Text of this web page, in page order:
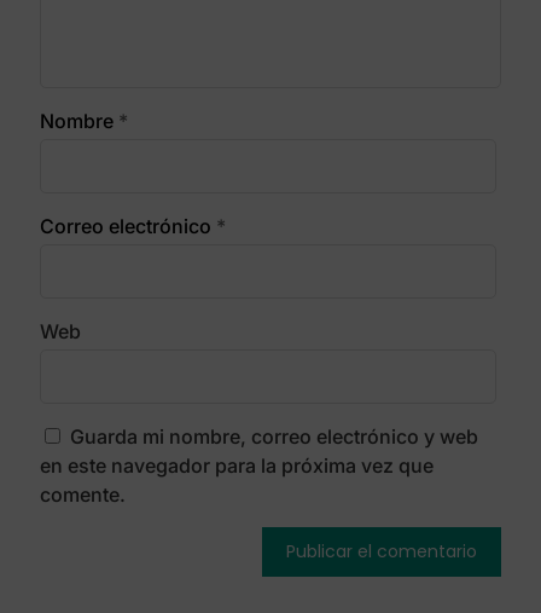
Nombre *
Correo electrónico *
Web
Guarda mi nombre, correo electrónico y web
en este navegador para la próxima vez que
comente.